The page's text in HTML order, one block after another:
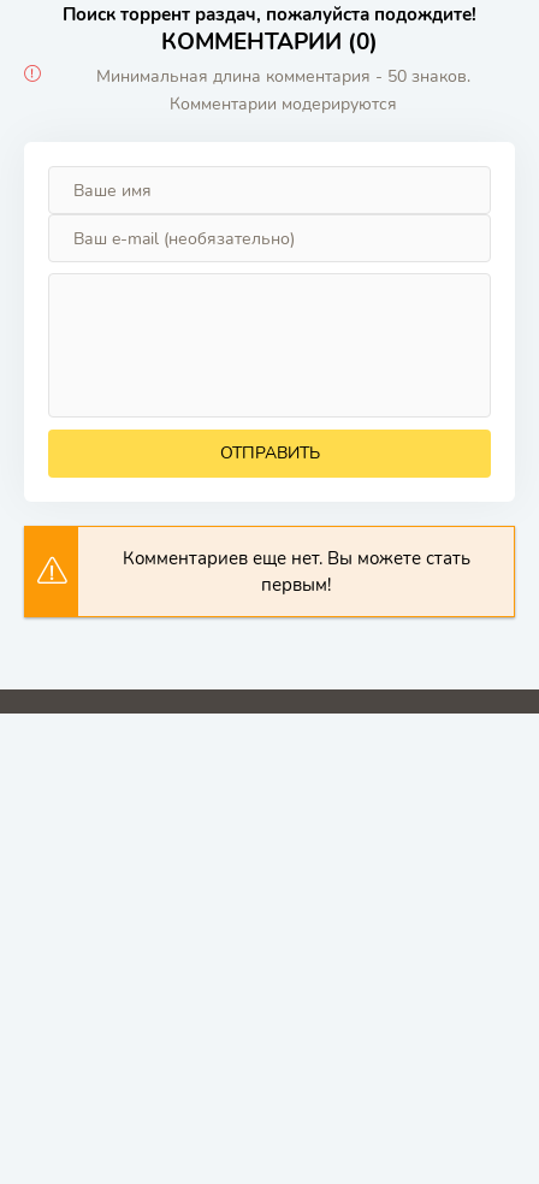
Поиск торрент раздач, пожалуйста подождите!
КОММЕНТАРИИ (0)
Минимальная длина комментария - 50 знаков.
Комментарии модерируются
ОТПРАВИТЬ
Комментариев еще нет. Вы можете стать
первым!